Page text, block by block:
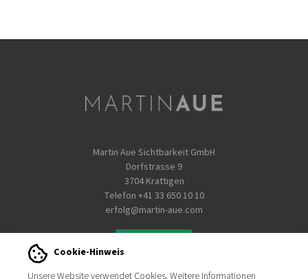
Martin Aue Sichtbarkeit GmbH
Dorfstrasse 9
3704 Krattigen
Telefon +41 33 650 10 10
erfolg@martin-aue.com
Cookie-Hinweis
Unsere Website verwendet Cookies. Weitere Informationen